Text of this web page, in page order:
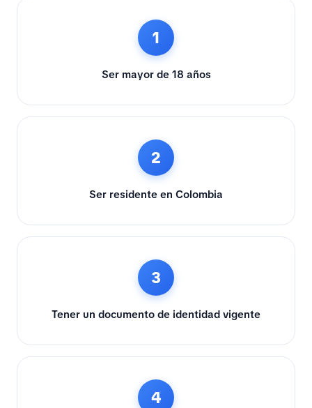
1
Ser mayor de 18 años
2
Ser residente en Colombia
3
Tener un documento de identidad vigente
4